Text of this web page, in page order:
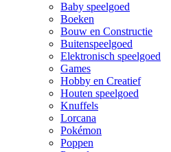
Baby speelgoed
Boeken
Bouw en Constructie
Buitenspeelgoed
Elektronisch speelgoed
Games
Hobby en Creatief
Houten speelgoed
Knuffels
Lorcana
Pokémon
Poppen